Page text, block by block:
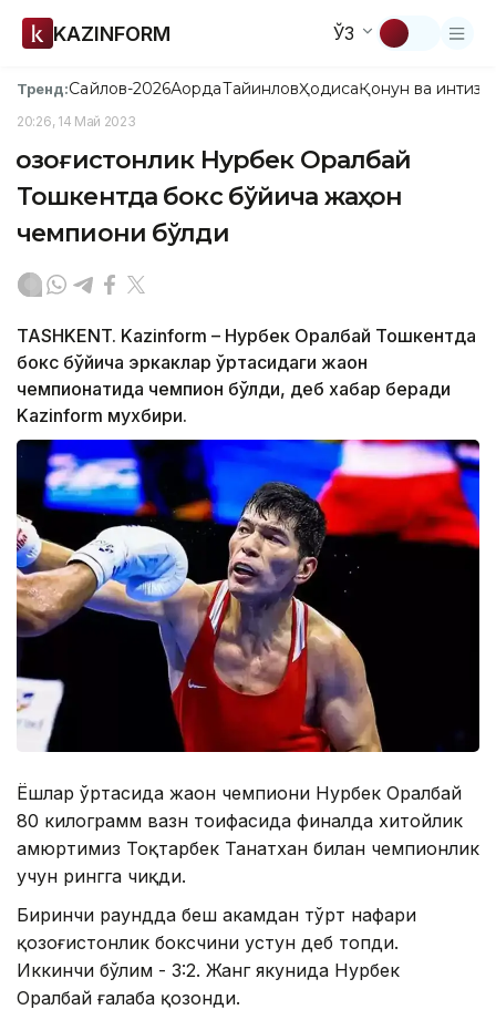
KAZINFORM ЎЗ
Тренд:Сайлов-2026АқордаТайинловҲодисаҚонун ва
20:26, 14 Май 2023
Қозоғистонлик Нурбек Оралбай
Тошкентда бокс бўйича жаҳон
чемпиони бўлди
TASHKENT. Kazinform – Нурбек Оралбай Тошкентда
бокс бўйича эркаклар ўртасидаги жаҳон
чемпионатида чемпион бўлди, деб хабар беради
Kazinform мухбири.
Ёшлар ўртасида жаҳон чемпиони Нурбек Оралбай
80 килограмм вазн тоифасида финалда хитойлик
ҳамюртимиз Тоқтарбек Танатхан билан чемпионлик
учун рингга чиқди.
Биринчи раундда беш ҳакамдан тўрт нафари
қозоғистонлик боксчини устун деб топди.
Иккинчи бўлим - 3:2. Жанг якунида Нурбек
Оралбай ғалаба қозонди.